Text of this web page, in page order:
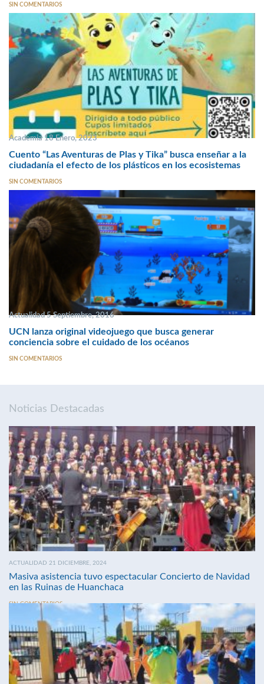
SIN COMENTARIOS
Academia 18 Enero, 2023
Cuento “Las Aventuras de Plas y Tika” busca enseñar a la
ciudadanía el efecto de los plásticos en los ecosistemas
SIN COMENTARIOS
Actualidad 5 Septiembre, 2016
UCN lanza original videojuego que busca generar
conciencia sobre el cuidado de los océanos
SIN COMENTARIOS
Noticias Destacadas
ACTUALIDAD 21 DICIEMBRE, 2024
Masiva asistencia tuvo espectacular Concierto de Navidad
en las Ruinas de Huanchaca
SIN COMENTARIOS